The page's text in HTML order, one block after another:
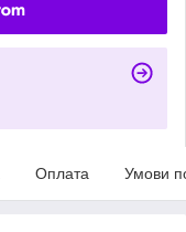
Оплата Умови